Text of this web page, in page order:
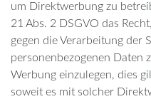
um Direktwerbung zu
21 Abs. 2 DSGVO das
gegen die Verarbeitung der
personenbezogenen Daten
Werbung einzulegen, dies
soweit es mit solcher